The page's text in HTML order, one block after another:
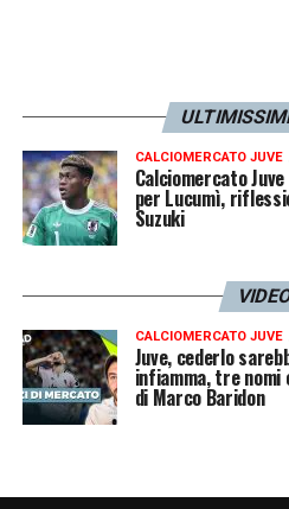
CALCIOMERCATO JUVE
Calciomercato
per Lucumì,
Suzuki
CALCIOMERCATO JUVE
Juve, cederlo
infiamma, tre nomi
di Marco Baridon